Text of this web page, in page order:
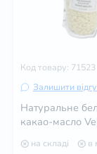
Код товару: 71523
Залишити
Натуральне
какао-масло
на складі в